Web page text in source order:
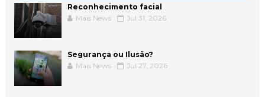
Reconhecimento facial
Mais News
Jul 31, 2026
Segurança ou Ilusão?
Mais News
Jul 27, 2026